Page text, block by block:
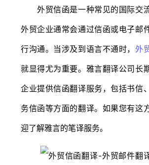
外贸信函是一种常见的国际交
外贸企业通常会通过信函或电子邮
行沟通。当涉及到语言不通时， 外
就显得尤为重要。雅言翻译公司长
企业提供信函翻译服务，包括书信
务信函等方面的翻译。如果您有这
迎了解雅言的笔译服务。